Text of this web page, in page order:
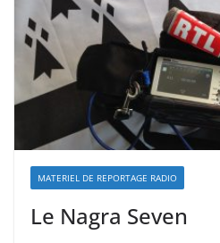
MATERIEL DE REPORTAGE RADIO
Le Nagra Seven